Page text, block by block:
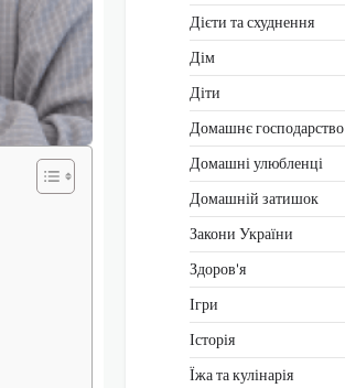
Дієти та схуднення
Дім
Діти
Домашнє господарство
Домашні улюбленці
Домашній затишок
Закони України
Здоров'я
Ігри
Історія
Їжа та кулінарія